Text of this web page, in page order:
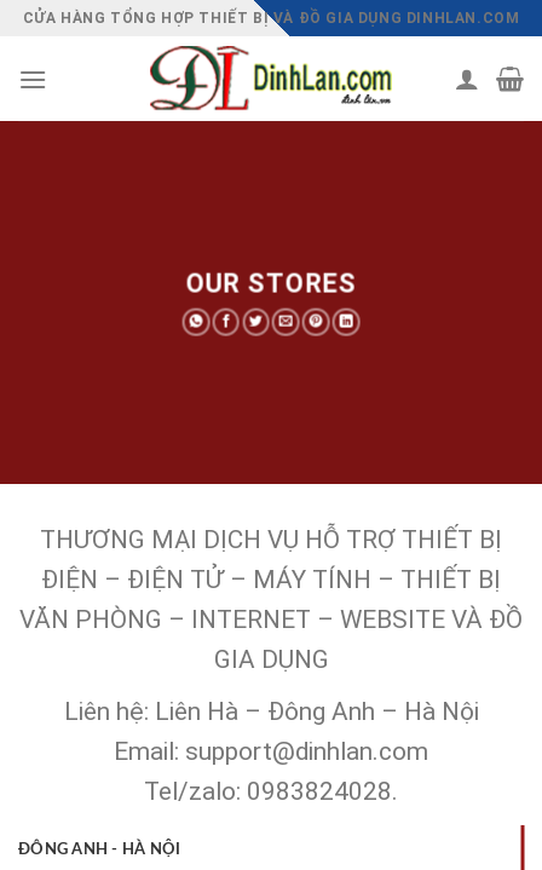
Chuyển
nội
CỬA HÀNG TỔNG HỢP THIẾT BỊ VÀ ĐỒ GIA DỤNG DINHLAN.COM
OUR STORES
THƯƠNG MẠI DỊCH VỤ HỖ TRỢ THIẾT BỊ
ĐIỆN – ĐIỆN TỬ – MÁY TÍNH – THIẾT BỊ
VĂN PHÒNG – INTERNET – WEBSITE VÀ ĐỒ
GIA DỤNG
Liên hệ: Liên Hà – Đông Anh – Hà Nội
Email: support@dinhlan.com
Tel/zalo: 0983824028.
ĐÔNG ANH - HÀ NỘI